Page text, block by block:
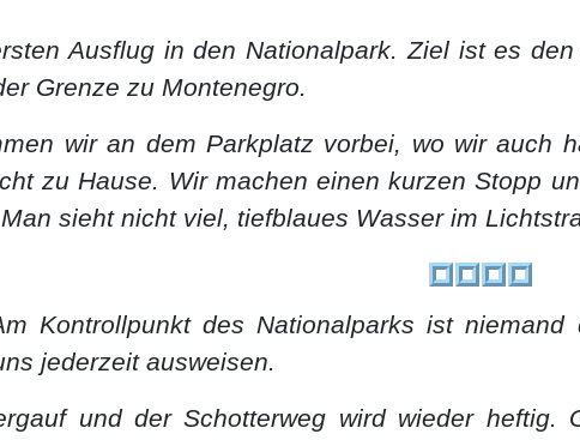
Ausflug in den Nationalpark. Ziel ist es
Grenze zu Montenegro.
wir an dem Parkplatz vorbei, wo wir auch
zu Hause. Wir machen einen kurzen Stopp
sieht nicht viel, tiefblaues Wasser im
Kontrollpunkt des Nationalparks ist
jederzeit ausweisen.
und der Schotterweg wird wieder